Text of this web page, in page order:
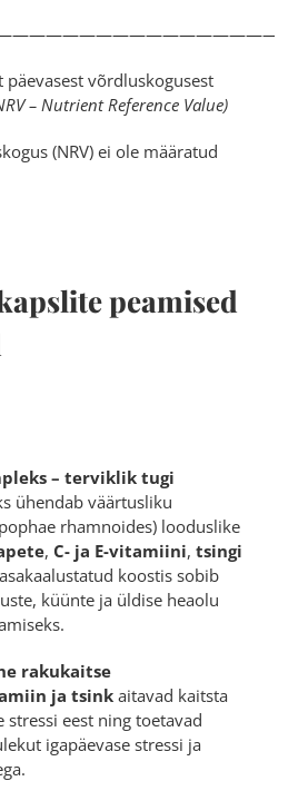
päevasest võrdluskogusest
– Nutrient Reference Value)
(NRV) ei ole määratud
peamised
– terviklik tugi
ühendab väärtusliku
rhamnoides) looduslike
, C- ja E-vitamiini, tsingi
koostis sobib
küünte ja üldise heaolu
rakukaitse
ja tsinkaitavad kaitsta
stressi eest ning toetavad
igapäevase stressi ja